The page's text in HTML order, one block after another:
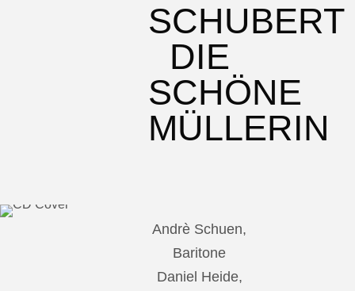
SCHUBERT
DIE
SCHÖNE
MÜLLERIN
Andrè Schuen,
Baritone
Daniel Heide,